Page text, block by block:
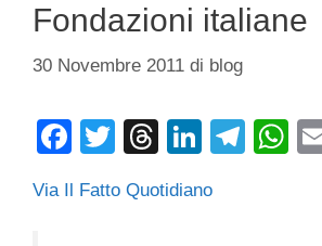
Fondazioni italiane
30 Novembre 2011 di blog
F
c
T
tt
T
e
Li
k
T
W
Via Il Fatto Quotidiano